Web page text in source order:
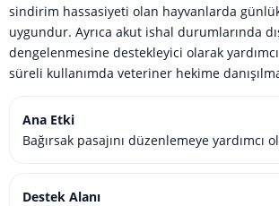
sindirim hassasiyeti olan hayvanlarda
uygundur. Ayrıca akut ishal durumlarında
dengelenmesine destekleyici olarak
süreli kullanımda veteriner hekime
Ana Etki
Bağırsak pasajını düzenlemeye yardımcı
Destek Alanı